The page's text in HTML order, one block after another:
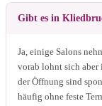
Gibt es in
Ja, einige Salons
vorab lohnt sich aber
der Öffnung sind
häufig ohne feste